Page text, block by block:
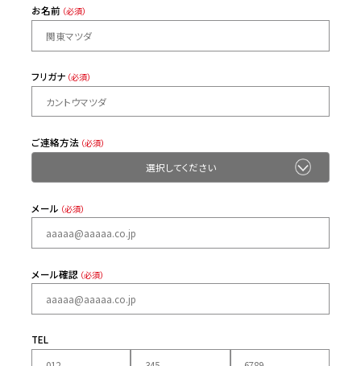
お名前 （必須）
フリガナ （必須）
ご連絡方法 （必須）
メール （必須）
メール確認 （必須）
TEL